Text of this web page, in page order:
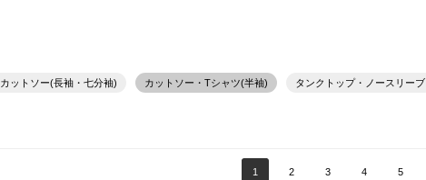
カットソー(長袖・七分袖) カットソー・Tシャツ(半袖) タンクトップ・ノースリーブ
1 2 3 4 5